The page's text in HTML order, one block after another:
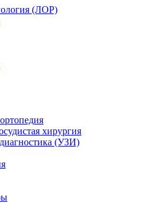
(ЛОР)
хирургия
диагностика (УЗИ)